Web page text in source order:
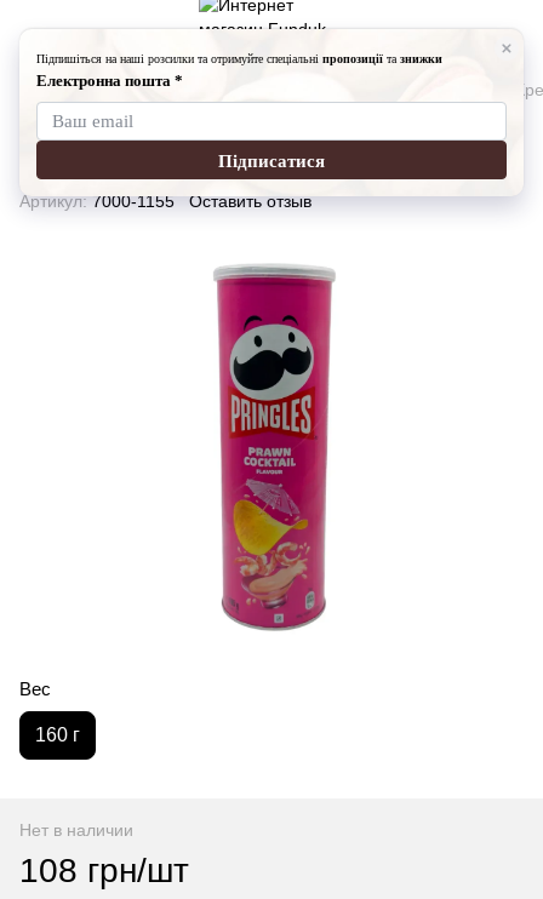
Снеки Чипсы Чипсы Pringles (со вкусом
Чипсы Pringles (со вкусом Креветок)
Артикул:7000-1155 Оставить отзыв
Вес
160 г
Нет в наличии
108 грн/шт